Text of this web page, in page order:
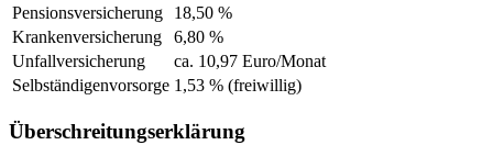
Pensionsversicherung
18,50 %
Krankenversicherung
6,80 %
Unfallversicherung
ca. 10,97 Euro/Monat
Selbständigenvorsorge 1,53 % (freiwillig)
Überschreitungserklärung